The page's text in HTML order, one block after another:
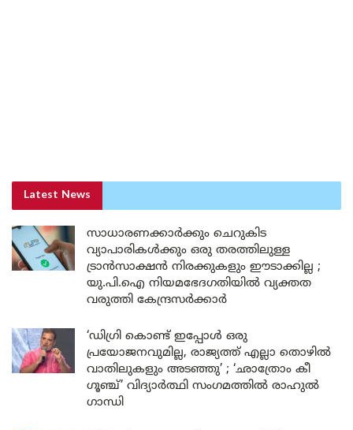
Latest News
സാധാരണക്കാർക്കും ചെറുകിട
വ്യാപാരികൾക്കും ഒരു തരത്തിലുള്ള
ട്രാൻസാക്ഷൻ നിരക്കുകളും ഈടാക്കില്ല ;
യു.പി.ഐ നിയമഭേദഗതിയിൽ വ്യക്തത
വരുത്തി കേന്ദ്രസർക്കാർ
‘ഡിഗ്രി കൊണ്ട് ഇപ്പോൾ ഒരു
പ്രയോജനവുമില്ല, രാജ്യത്ത് എല്ലാ തൊഴിൽ
വാതിലുകളും അടഞ്ഞു’ ; ‘ഛാത്രോം കീ
ഗൂഞ്ച്’ വിദ്യാർത്ഥി സംഗമത്തിൽ രാഹുൽ
ഗാന്ധി